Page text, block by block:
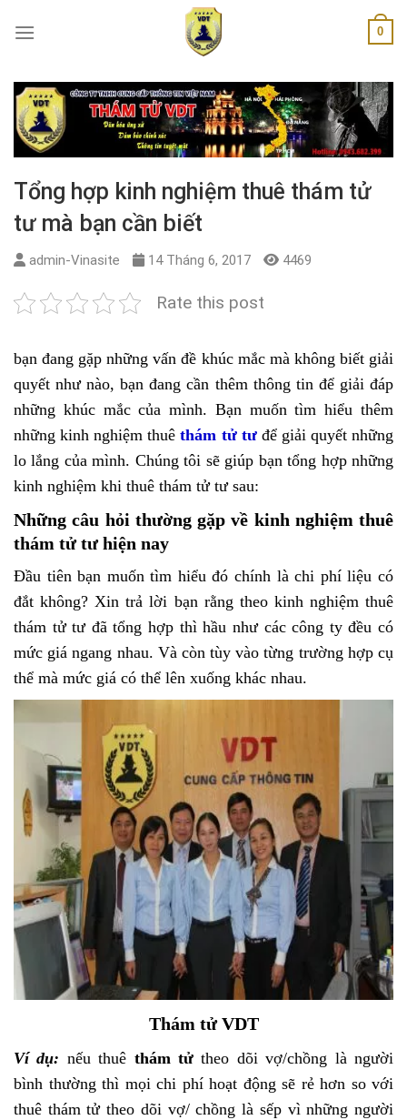
0
Tổng hợp kinh nghiệm thuê thám tử
tư mà bạn cần biết
admin-Vinasite 14 Tháng 6, 2017 4469
Rate this post
bạn đang gặp những vấn đề khúc mắc mà không biết giải
quyết như nào, bạn đang cần thêm thông tin để giải đáp
những khúc mắc của mình. Bạn muốn tìm hiểu thêm
những kinh nghiệm thuê thám tử tưđể giải quyết những
lo lắng của mình. Chúng tôi sẽ giúp bạn tổng hợp những
kinh nghiệm khi thuê thám tử tư sau:
Những câu hỏi thường gặp về kinh nghiệm thuê
thám tử tư hiện nay
Đầu tiên bạn muốn tìm hiểu đó chính là chi phí liệu có
đắt không? Xin trả lời bạn rằng theo kinh nghiệm thuê
thám tử tư đã tổng hợp thì hầu như các công ty đều có
mức giá ngang nhau. Và còn tùy vào từng trường hợp cụ
thể mà mức giá có thể lên xuống khác nhau.
Thám tử VDT
Ví dụ: nếu thuê thám tửtheo dõi vợ/chồng là người
bình thường thì mọi chi phí hoạt động sẽ rẻ hơn so với
thuê thám tử theo dõi vợ/ chồng là sếp vì những người